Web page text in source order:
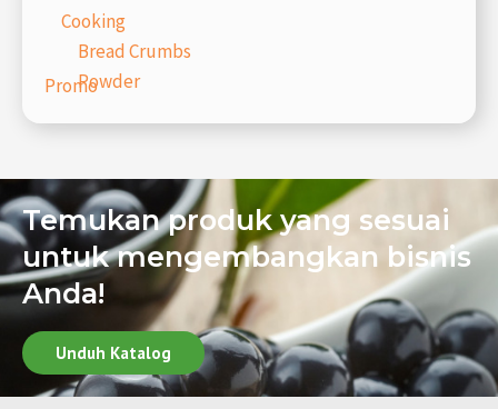
Cooking
Bread Crumbs
Powder
Promo
Temukan produk yang sesuai
untuk mengembangkan bisnis
Anda!
Unduh Katalog